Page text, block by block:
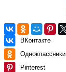
ВКонтакте
Одноклассники
Pinterest